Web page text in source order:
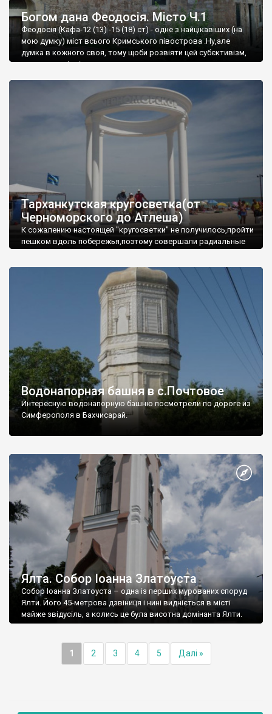
Богом дана Феодосія. Місто Ч.1
Феодосія (Кафа-12 (13) -15 (18) ст) - одне з найцікавіших (на
мою думку) міст всього Кримського півострова .Ну,але
думка в кожного своя, тому щоби розвіяти цей субєктивізм,
запрошую відвідати це
Тарханкутская кругосветка(от
Черноморского до Атлеша)
К сожалению настоящей "кругосветки" не получилось,пройти
пешком вдоль побережья,поэтому совершали радиальные
Водонапорная башня в с.Почтовое
Интересную водонапорную башню посмотрели по дороге из
Симферополя в Бахчисарай.
Ялта. Собор Іоанна Златоуста
Собор Іоанна Златоуста – одна із перших мурованих споруд
Ялти. Його 45-метрова дзвіниця і нині видніється в місті
майже звідусіль, а колись це була висотна домінанта Ялти.
1 2 3 4 5 Далі »